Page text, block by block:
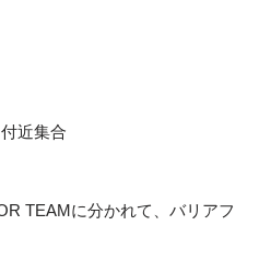
近集合
TEAMに分かれて、バリアフ